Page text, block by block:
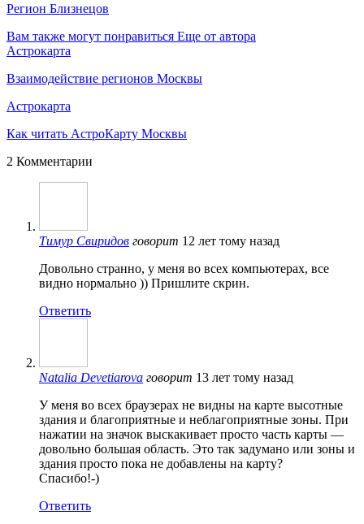
Регион Близнецов
Вам также могут понравиться Еще от автора
Астрокарта
Взаимодействие регионов Москвы
Астрокарта
Как читать АстроКарту Москвы
2 Комментарии
Тимур Свиридов говорит 12 лет тому назад
Довольно странно, у меня во всех компьютерах, все
видно нормально )) Пришлите скрин.
Ответить
Natalia Devetiarova говорит 13 лет тому назад
У меня во всех браузерах не видны на карте высотные
здания и благоприятные и неблагоприятные зоны. При
нажатии на значок выскакивает просто часть карты —
довольно большая область. Это так задумано или зоны и
здания просто пока не добавлены на карту?
Спасибо!-)
Ответить